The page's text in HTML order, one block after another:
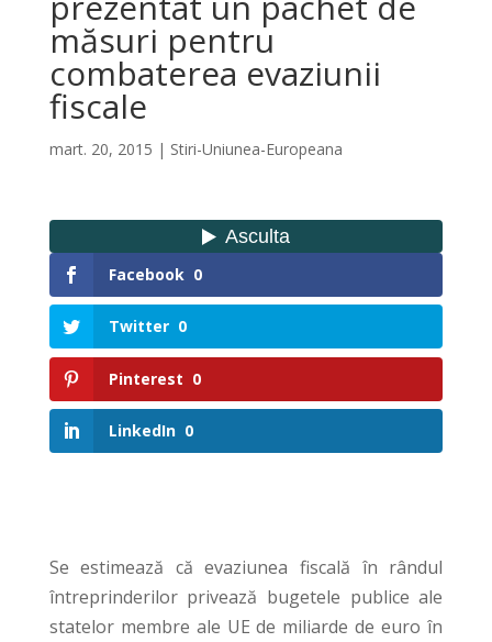
măsuri pentru
combaterea evaziunii
fiscale
mart. 20, 2015 | Stiri-Uniunea-Europeana
Facebook 0
Twitter 0
Pinterest 0
LinkedIn 0
Se estimează că evaziunea fiscală în rândul
întreprinderilor privează bugetele publice ale
statelor membre ale UE de miliarde de euro în